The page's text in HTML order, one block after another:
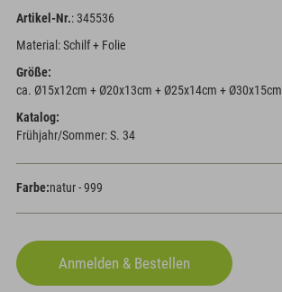
Artikel-Nr.: 345536
Material: Schilf + Folie
Größe:
ca. Ø15x12cm + Ø20x13cm + Ø25x14cm + Ø30x15cm
Katalog:
Frühjahr/Sommer: S. 34
Farbe:natur - 999